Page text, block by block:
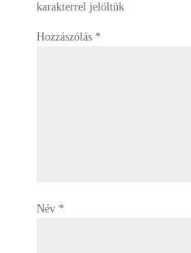
karakterrel jelöltük
Hozzászólás *
Név *